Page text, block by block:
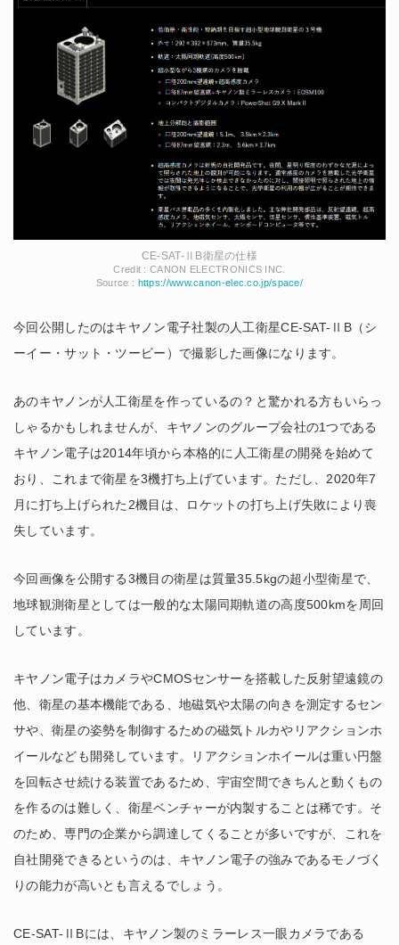
CE-SAT-ⅡB衛星の仕様
Credit : CANON ELECTRONICS INC.
Source : https://www.canon-elec.co.jp/space/
今回公開したのはキヤノン電子社製の人工衛星CE-SAT-ⅡB（シ
ーイー・サット・ツービー）で撮影した画像になります。
あのキヤノンが人工衛星を作っているの？と驚かれる方もいらっ
しゃるかもしれませんが、キヤノンのグループ会社の1つである
キヤノン電子は2014年頃から本格的に人工衛星の開発を始めて
おり、これまで衛星を3機打ち上げています。ただし、2020年7
月に打ち上げられた2機目は、ロケットの打ち上げ失敗により喪
失しています。
今回画像を公開する3機目の衛星は質量35.5kgの超小型衛星で、
地球観測衛星としては一般的な太陽同期軌道の高度500kmを周回
しています。
キヤノン電子はカメラやCMOSセンサーを搭載した反射望遠鏡の
他、衛星の基本機能である、地磁気や太陽の向きを測定するセン
サや、衛星の姿勢を制御するための磁気トルカやリアクションホ
イールなども開発しています。リアクションホイールは重い円盤
を回転させ続ける装置であるため、宇宙空間できちんと動くもの
を作るのは難しく、衛星ベンチャーが内製することは稀です。そ
のため、専門の企業から調達してくることが多いですが、これを
自社開発できるというのは、キヤノン電子の強みであるモノづく
りの能力が高いとも言えるでしょう。
CE-SAT-ⅡBには、キヤノン製のミラーレス一眼カメラである